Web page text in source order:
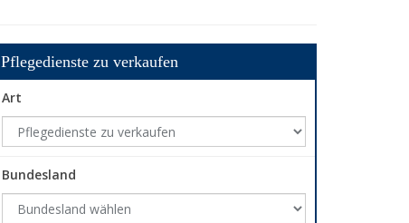
Pflegedienste zu verkaufen
Art
Bundesland